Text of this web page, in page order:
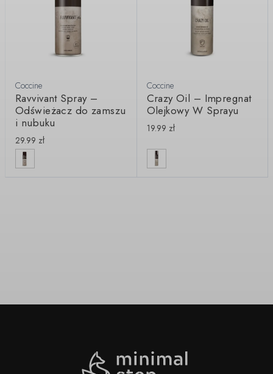
Coccine
Ravvivant Spray –
Odświeżacz do zamszu
i nubuku
29.99 zł
Coccine
Crazy Oil – Impregnat
Olejkowy W Sprayu
19.99 zł